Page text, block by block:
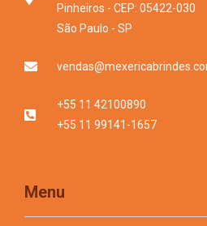
Pinheiros - CEP: 05422-030
São Paulo - SP
+55 11 42100890
+55 11 99141-1657
Menu